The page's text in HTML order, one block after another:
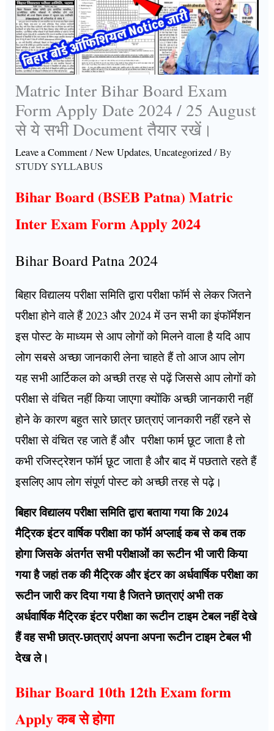
Matric Inter Bihar Board Exam
Form Apply Date 2024 / 25 August
से ये सभी Document तैयार रखें।
Leave a Comment/New Updates,Uncategorized/ By
STUDY SYLLABUS
Bihar Board (BSEB Patna) Matric
Inter Exam Form Apply 2024
Bihar Board Patna 2024
बिहार विद्यालय परीक्षा समिति द्वारा परीक्षा फॉर्म से लेकर जितने
परीक्षा होने वाले हैं 2023 और 2024 में उन सभी का इंफॉर्मेशन
इस पोस्ट के माध्यम से आप लोगों को मिलने वाला है यदि आप
लोग सबसे अच्छा जानकारी लेना चाहते हैं तो आज आप लोग
यह सभी आर्टिकल को अच्छी तरह से पढ़ें जिससे आप लोगों को
परीक्षा से वंचित नहीं किया जाएगा क्योंकि अच्छी जानकारी नहीं
होने के कारण बहुत सारे छात्र छात्राएं जानकारी नहीं रहने से
परीक्षा से वंचित रह जाते हैं और परीक्षा फार्म छूट जाता है तो
कभी रजिस्ट्रेशन फॉर्म छूट जाता है और बाद में पछताते रहते हैं
इसलिए आप लोग संपूर्ण पोस्ट को अच्छी तरह से पढ़े।
बिहार विद्यालय परीक्षा समिति द्वारा बताया गया कि 2024
मैट्रिक इंटर वार्षिक परीक्षा का फॉर्म अप्लाई कब से कब तक
होगा जिसके अंतर्गत सभी परीक्षाओं का रूटीन भी जारी किया
गया है जहां तक की मैट्रिक और इंटर का अर्धवार्षिक परीक्षा का
रूटीन जारी कर दिया गया है जितने छात्राएं अभी तक
अर्धवार्षिक मैट्रिक इंटर परीक्षा का रूटीन टाइम टेबल नहीं देखे
हैं वह सभी छात्र-छात्राएं अपना अपना रूटीन टाइम टेबल भी
देख ले।
Bihar Board 10th 12th Exam form
Apply कब से होगा